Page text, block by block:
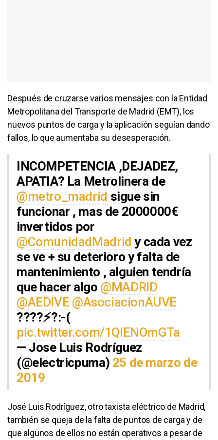
Después de cruzarse varios mensajes con la Entidad
Metropolitana del Transporte de Madrid (EMT), los
nuevos puntos de carga y la aplicación seguían dando
fallos, lo que aumentaba su desesperación.
INCOMPETENCIA ,DEJADEZ,
APATIA? La Metrolinera de
@metro_madrid sigue sin
funcionar , mas de 2000000€
invertidos por
@ComunidadMadrid y cada vez
se ve + su deterioro y falta de
mantenimiento , alguien tendría
que hacer algo @MADRID
@AEDIVE @AsociacionAUVE
????⚡?:-(
pic.twitter.com/1QlENOmGTa
— Jose Luis Rodríguez
(@electricpuma) 25 de marzo de
2019
José Luis Rodríguez, otro taxista eléctrico de Madrid,
también se queja de la falta de puntos de carga y de
que algunos de ellos no están operativos a pesar de